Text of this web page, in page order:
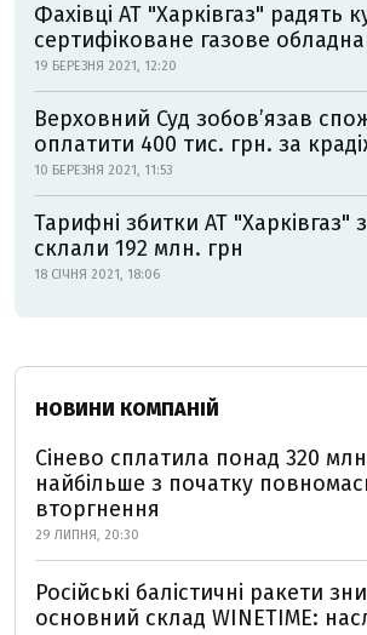
Фахівці АТ "Харківгаз" радять
сертифіковане газове
19 БЕРЕЗНЯ 2021, 12:20
Верховний Суд зобов’язав
оплатити 400 тис. грн. за
10 БЕРЕЗНЯ 2021, 11:53
Тарифні збитки АТ "Харківгаз"
склали 192 млн. грн
18 СІЧНЯ 2021, 18:06
НОВИНИ КОМПАНІЙ
Сінево сплатила понад 320
найбільше з початку
вторгнення
29 ЛИПНЯ, 20:30
Російські балістичні ракети
основний склад WINETIME: